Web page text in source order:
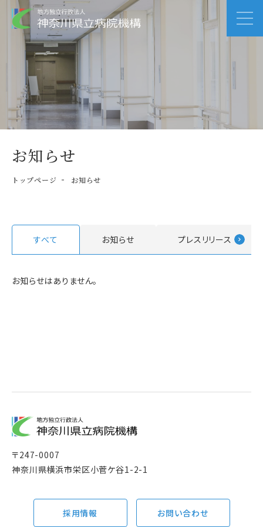
お知らせ
トップページ お知らせ
すべて お知らせ プレスリリース
お知らせはありません。
〒247-0007
神奈川県横浜市栄区小菅ケ谷1-2-1
採用情報 お問い合わせ